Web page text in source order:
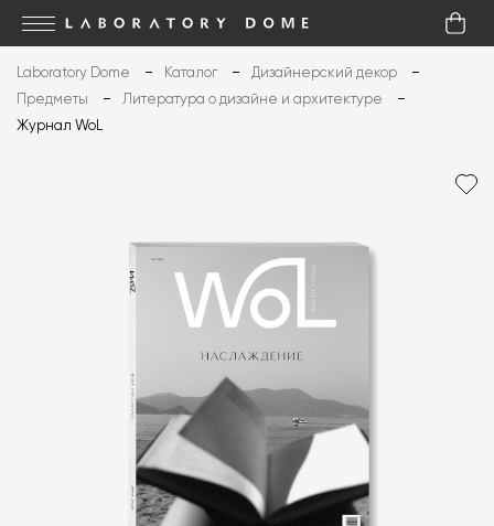
Laboratory Dome Каталог
Дизайнерский декор
Предметы
Литература о дизайне и архитектуре
Журнал WoL